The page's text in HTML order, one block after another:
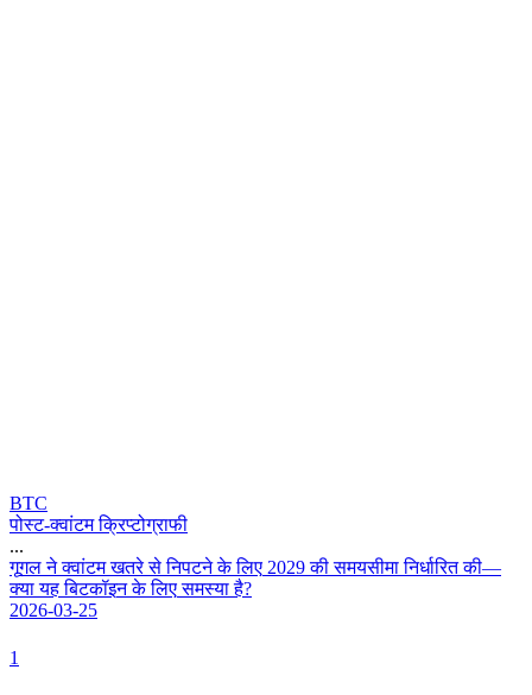
BTC
पोस्ट-क्वांटम क्रिप्टोग्राफी
...
गगल न कवटम खतर स नपटन क लए 2029 क समयसम नररत क—
कय यह बटकइन क लए समसय ह?
2026-03-25
1